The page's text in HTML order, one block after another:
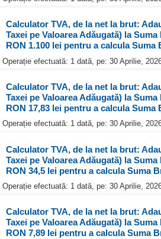
Calculator TVA, de la net la brut:
Taxei pe Valoarea Adăugată) la
RON 1.100 lei pentru a calcula
Operație efectuată: 1 dată, pe: 30 Aprilie,
Calculator TVA, de la net la brut:
Taxei pe Valoarea Adăugată) la
RON 17,83 lei pentru a calcula Suma
Operație efectuată: 1 dată, pe: 30 Aprilie,
Calculator TVA, de la net la brut:
Taxei pe Valoarea Adăugată) la
RON 34,5 lei pentru a calcula Suma
Operație efectuată: 1 dată, pe: 30 Aprilie,
Calculator TVA, de la net la brut:
Taxei pe Valoarea Adăugată) la
RON 7,89 lei pentru a calcula Suma